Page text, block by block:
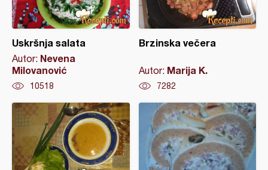
Uskršnja salata
Autor: Nevena
Milovanović
10518
Brzinska večera
Autor: Marija K.
7282